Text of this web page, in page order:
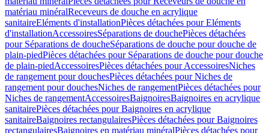
matériau minéralReceveurs de douche en acrylique
sanitaireEléments d'installationPièces détachées pour Eléments
d'installationAccessoiresSéparations de douchePièces détachées
pour Séparations de doucheSéparations de douche pour douche de
plain-piedPièces détachées pour Séparations de douche pour douche
de plain-piedAccessoiresPièces détachées pour AccessoiresNiches
de rangement pour douchesPièces détachées pour Niches de
rangement pour douchesNiches de rangementPièces détachées pour
Niches de rangementAccessoiresBaignoiresBaignoires en acrylique
sanitairePièces détachées pour Baignoires en acrylique
sanitaireBaignoires rectangulairesPièces détachées pour Baignoires
rectangulairesBaignoires en matériau minéralPièces détachées pour